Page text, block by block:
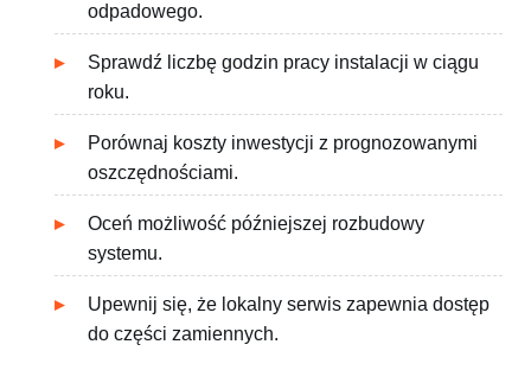
odpadowego.
Sprawdź liczbę godzin pracy instalacji w ciągu
roku.
Porównaj koszty inwestycji z prognozowanymi
oszczędnościami.
Oceń możliwość późniejszej rozbudowy
systemu.
Upewnij się, że lokalny serwis zapewnia dostęp
do części zamiennych.